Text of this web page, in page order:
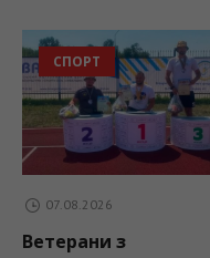
НОВИНИ
ОСВІТА
У